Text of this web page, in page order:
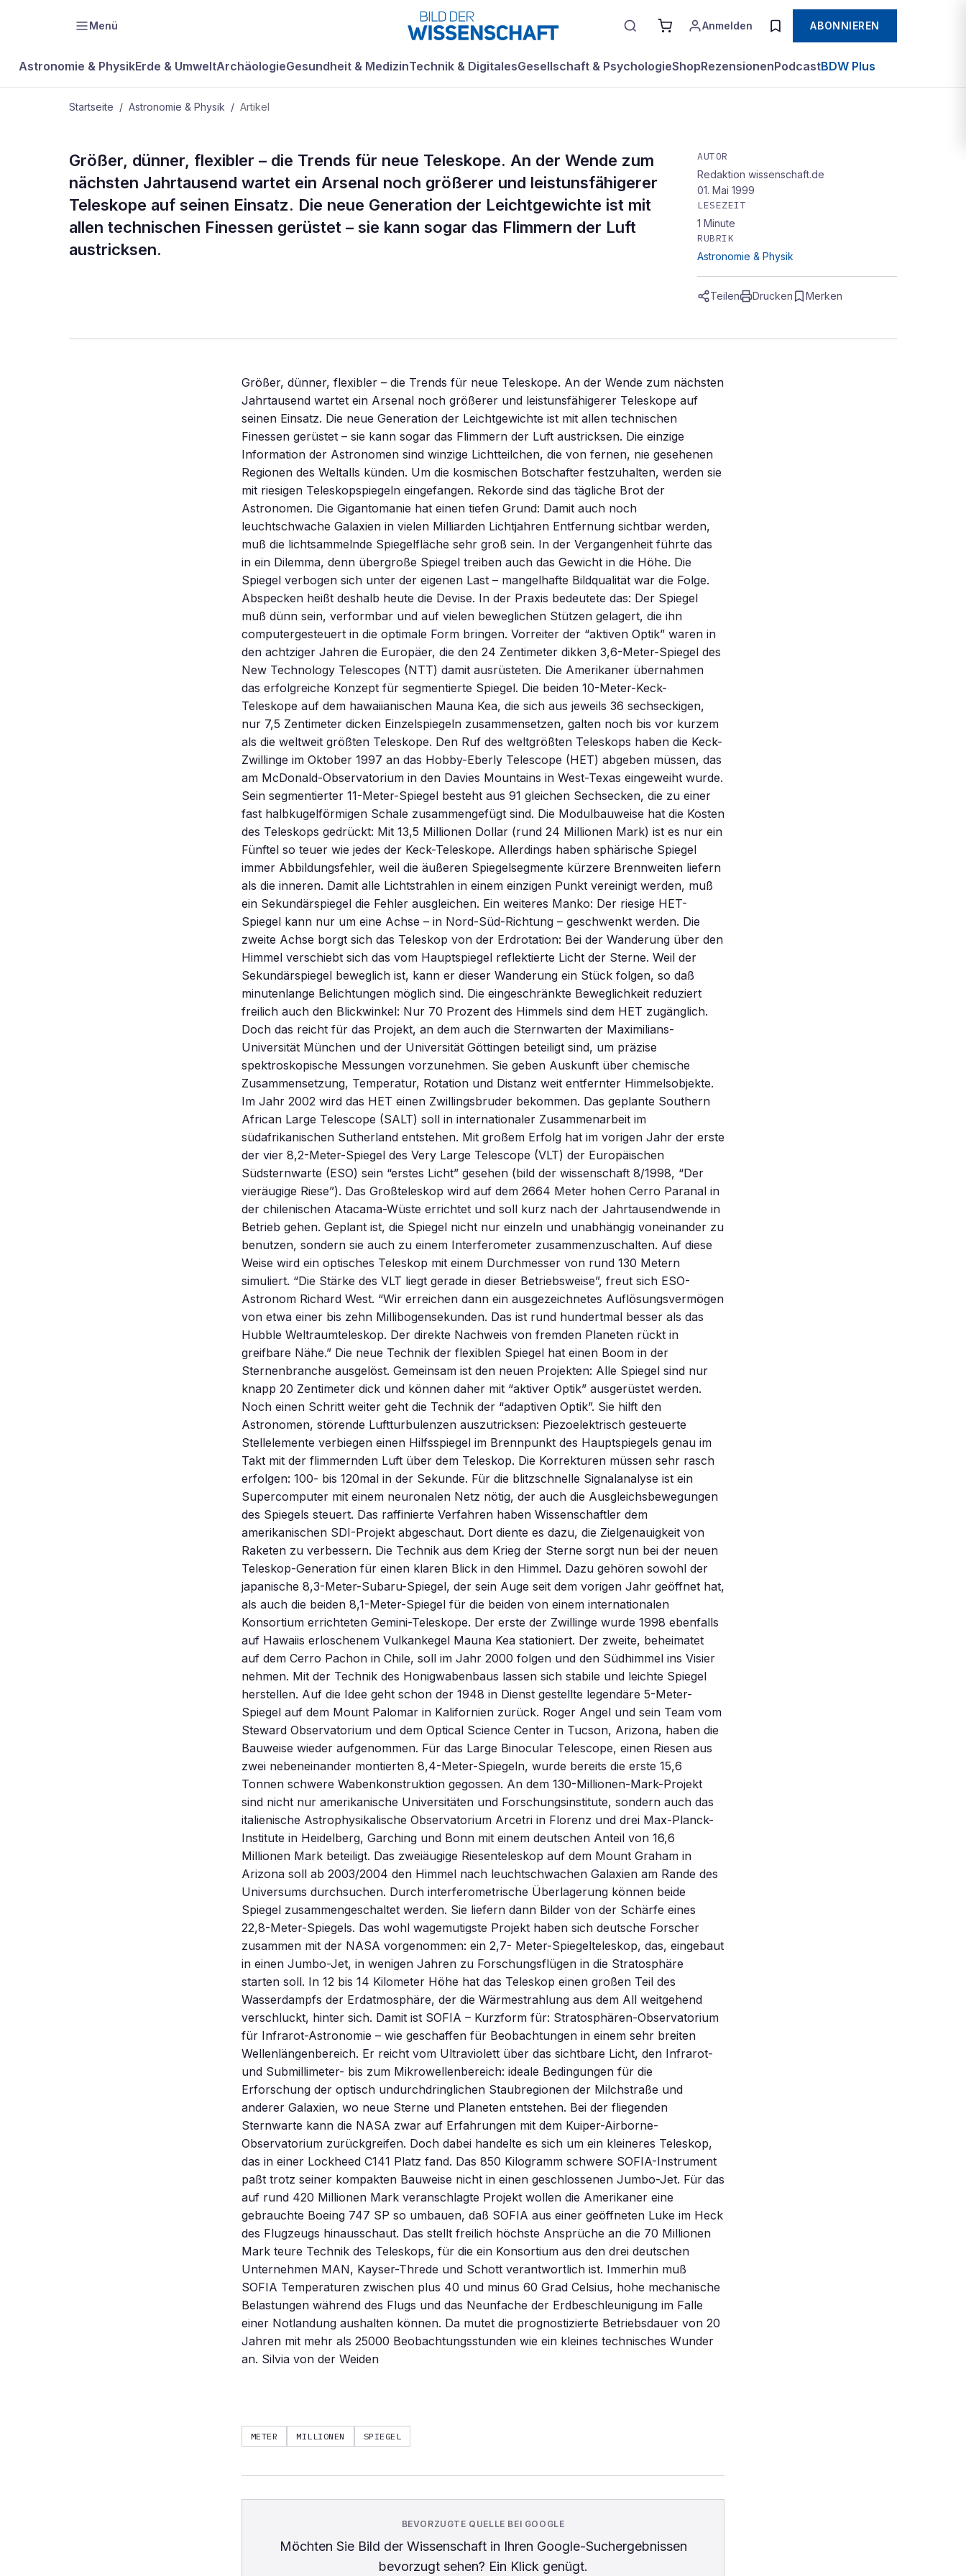
Menü Anmelden ABONNIEREN
Astronomie & PhysikErde & UmweltArchäologieGesundheit & MedizinTechnik & DigitalesGesellschaft & PsychologieShopRezensionenPodcastBDW Plus
Startseite / Astronomie & Physik / Artikel
ASTRONOMIE & PHYSIK
Riesenaugen blicken zum
Himmel
Größer, dünner, flexibler – die Trends für neue Teleskope. An der Wende zum
nächsten Jahrtausend wartet ein Arsenal noch größerer und leistunsfähigerer
Teleskope auf seinen Einsatz. Die neue Generation der Leichtgewichte ist mit
allen technischen Finessen gerüstet – sie kann sogar das Flimmern der Luft
austricksen.
AUTOR
Redaktion wissenschaft.de
01. Mai 1999
LESEZEIT
1 Minute
RUBRIK
Astronomie & Physik
Teilen Drucken Merken
Größer, dünner, flexibler – die Trends für neue Teleskope. An der Wende zum nächsten
Jahrtausend wartet ein Arsenal noch größerer und leistunsfähigerer Teleskope auf
seinen Einsatz. Die neue Generation der Leichtgewichte ist mit allen technischen
Finessen gerüstet – sie kann sogar das Flimmern der Luft austricksen. Die einzige
Information der Astronomen sind winzige Lichtteilchen, die von fernen, nie gesehenen
Regionen des Weltalls künden. Um die kosmischen Botschafter festzuhalten, werden sie
mit riesigen Teleskopspiegeln eingefangen. Rekorde sind das tägliche Brot der
Astronomen. Die Gigantomanie hat einen tiefen Grund: Damit auch noch
leuchtschwache Galaxien in vielen Milliarden Lichtjahren Entfernung sichtbar werden,
muß die lichtsammelnde Spiegelfläche sehr groß sein. In der Vergangenheit führte das
in ein Dilemma, denn übergroße Spiegel treiben auch das Gewicht in die Höhe. Die
Spiegel verbogen sich unter der eigenen Last – mangelhafte Bildqualität war die Folge.
Abspecken heißt deshalb heute die Devise. In der Praxis bedeutete das: Der Spiegel
muß dünn sein, verformbar und auf vielen beweglichen Stützen gelagert, die ihn
computergesteuert in die optimale Form bringen. Vorreiter der “aktiven Optik” waren in
den achtziger Jahren die Europäer, die den 24 Zentimeter dikken 3,6-Meter-Spiegel des
New Technology Telescopes (NTT) damit ausrüsteten. Die Amerikaner übernahmen
das erfolgreiche Konzept für segmentierte Spiegel. Die beiden 10-Meter-Keck-
Teleskope auf dem hawaiianischen Mauna Kea, die sich aus jeweils 36 sechseckigen,
nur 7,5 Zentimeter dicken Einzelspiegeln zusammensetzen, galten noch bis vor kurzem
als die weltweit größten Teleskope. Den Ruf des weltgrößten Teleskops haben die Keck-
Zwillinge im Oktober 1997 an das Hobby-Eberly Telescope (HET) abgeben müssen, das
am McDonald-Observatorium in den Davies Mountains in West-Texas eingeweiht wurde.
Sein segmentierter 11-Meter-Spiegel besteht aus 91 gleichen Sechsecken, die zu einer
fast halbkugelförmigen Schale zusammengefügt sind. Die Modulbauweise hat die Kosten
des Teleskops gedrückt: Mit 13,5 Millionen Dollar (rund 24 Millionen Mark) ist es nur ein
Fünftel so teuer wie jedes der Keck-Teleskope. Allerdings haben sphärische Spiegel
immer Abbildungsfehler, weil die äußeren Spiegelsegmente kürzere Brennweiten liefern
als die inneren. Damit alle Lichtstrahlen in einem einzigen Punkt vereinigt werden, muß
ein Sekundärspiegel die Fehler ausgleichen. Ein weiteres Manko: Der riesige HET-
Spiegel kann nur um eine Achse – in Nord-Süd-Richtung – geschwenkt werden. Die
zweite Achse borgt sich das Teleskop von der Erdrotation: Bei der Wanderung über den
Himmel verschiebt sich das vom Hauptspiegel reflektierte Licht der Sterne. Weil der
Sekundärspiegel beweglich ist, kann er dieser Wanderung ein Stück folgen, so daß
minutenlange Belichtungen möglich sind. Die eingeschränkte Beweglichkeit reduziert
freilich auch den Blickwinkel: Nur 70 Prozent des Himmels sind dem HET zugänglich.
Doch das reicht für das Projekt, an dem auch die Sternwarten der Maximilians-
Universität München und der Universität Göttingen beteiligt sind, um präzise
spektroskopische Messungen vorzunehmen. Sie geben Auskunft über chemische
Zusammensetzung, Temperatur, Rotation und Distanz weit entfernter Himmelsobjekte.
Im Jahr 2002 wird das HET einen Zwillingsbruder bekommen. Das geplante Southern
African Large Telescope (SALT) soll in internationaler Zusammenarbeit im
südafrikanischen Sutherland entstehen. Mit großem Erfolg hat im vorigen Jahr der erste
der vier 8,2-Meter-Spiegel des Very Large Telescope (VLT) der Europäischen
Südsternwarte (ESO) sein “erstes Licht” gesehen (bild der wissenschaft 8/1998, “Der
vieräugige Riese”). Das Großteleskop wird auf dem 2664 Meter hohen Cerro Paranal in
der chilenischen Atacama-Wüste errichtet und soll kurz nach der Jahrtausendwende in
Betrieb gehen. Geplant ist, die Spiegel nicht nur einzeln und unabhängig voneinander zu
benutzen, sondern sie auch zu einem Interferometer zusammenzuschalten. Auf diese
Weise wird ein optisches Teleskop mit einem Durchmesser von rund 130 Metern
simuliert. “Die Stärke des VLT liegt gerade in dieser Betriebsweise”, freut sich ESO-
Astronom Richard West. “Wir erreichen dann ein ausgezeichnetes Auflösungsvermögen
von etwa einer bis zehn Millibogensekunden. Das ist rund hundertmal besser als das
Hubble Weltraumteleskop. Der direkte Nachweis von fremden Planeten rückt in
greifbare Nähe.” Die neue Technik der flexiblen Spiegel hat einen Boom in der
Sternenbranche ausgelöst. Gemeinsam ist den neuen Projekten: Alle Spiegel sind nur
knapp 20 Zentimeter dick und können daher mit “aktiver Optik” ausgerüstet werden.
Noch einen Schritt weiter geht die Technik der “adaptiven Optik”. Sie hilft den
Astronomen, störende Luftturbulenzen auszutricksen: Piezoelektrisch gesteuerte
Stellelemente verbiegen einen Hilfsspiegel im Brennpunkt des Hauptspiegels genau im
Takt mit der flimmernden Luft über dem Teleskop. Die Korrekturen müssen sehr rasch
erfolgen: 100- bis 120mal in der Sekunde. Für die blitzschnelle Signalanalyse ist ein
Supercomputer mit einem neuronalen Netz nötig, der auch die Ausgleichsbewegungen
des Spiegels steuert. Das raffinierte Verfahren haben Wissenschaftler dem
amerikanischen SDI-Projekt abgeschaut. Dort diente es dazu, die Zielgenauigkeit von
Raketen zu verbessern. Die Technik aus dem Krieg der Sterne sorgt nun bei der neuen
Teleskop-Generation für einen klaren Blick in den Himmel. Dazu gehören sowohl der
japanische 8,3-Meter-Subaru-Spiegel, der sein Auge seit dem vorigen Jahr geöffnet hat,
als auch die beiden 8,1-Meter-Spiegel für die beiden von einem internationalen
Konsortium errichteten Gemini-Teleskope. Der erste der Zwillinge wurde 1998 ebenfalls
auf Hawaiis erloschenem Vulkankegel Mauna Kea stationiert. Der zweite, beheimatet
auf dem Cerro Pachon in Chile, soll im Jahr 2000 folgen und den Südhimmel ins Visier
nehmen. Mit der Technik des Honigwabenbaus lassen sich stabile und leichte Spiegel
herstellen. Auf die Idee geht schon der 1948 in Dienst gestellte legendäre 5-Meter-
Spiegel auf dem Mount Palomar in Kalifornien zurück. Roger Angel und sein Team vom
Steward Observatorium und dem Optical Science Center in Tucson, Arizona, haben die
Bauweise wieder aufgenommen. Für das Large Binocular Telescope, einen Riesen aus
zwei nebeneinander montierten 8,4-Meter-Spiegeln, wurde bereits die erste 15,6
Tonnen schwere Wabenkonstruktion gegossen. An dem 130-Millionen-Mark-Projekt
sind nicht nur amerikanische Universitäten und Forschungsinstitute, sondern auch das
italienische Astrophysikalische Observatorium Arcetri in Florenz und drei Max-Planck-
Institute in Heidelberg, Garching und Bonn mit einem deutschen Anteil von 16,6
Millionen Mark beteiligt. Das zweiäugige Riesenteleskop auf dem Mount Graham in
Arizona soll ab 2003/2004 den Himmel nach leuchtschwachen Galaxien am Rande des
Universums durchsuchen. Durch interferometrische Überlagerung können beide
Spiegel zusammengeschaltet werden. Sie liefern dann Bilder von der Schärfe eines
22,8-Meter-Spiegels. Das wohl wagemutigste Projekt haben sich deutsche Forscher
zusammen mit der NASA vorgenommen: ein 2,7- Meter-Spiegelteleskop, das, eingebaut
in einen Jumbo-Jet, in wenigen Jahren zu Forschungsflügen in die Stratosphäre
starten soll. In 12 bis 14 Kilometer Höhe hat das Teleskop einen großen Teil des
Wasserdampfs der Erdatmosphäre, der die Wärmestrahlung aus dem All weitgehend
verschluckt, hinter sich. Damit ist SOFIA – Kurzform für: Stratosphären-Observatorium
für Infrarot-Astronomie – wie geschaffen für Beobachtungen in einem sehr breiten
Wellenlängenbereich. Er reicht vom Ultraviolett über das sichtbare Licht, den Infrarot-
und Submillimeter- bis zum Mikrowellenbereich: ideale Bedingungen für die
Erforschung der optisch undurchdringlichen Staubregionen der Milchstraße und
anderer Galaxien, wo neue Sterne und Planeten entstehen. Bei der fliegenden
Sternwarte kann die NASA zwar auf Erfahrungen mit dem Kuiper-Airborne-
Observatorium zurückgreifen. Doch dabei handelte es sich um ein kleineres Teleskop,
das in einer Lockheed C141 Platz fand. Das 850 Kilogramm schwere SOFIA-Instrument
paßt trotz seiner kompakten Bauweise nicht in einen geschlossenen Jumbo-Jet. Für das
auf rund 420 Millionen Mark veranschlagte Projekt wollen die Amerikaner eine
gebrauchte Boeing 747 SP so umbauen, daß SOFIA aus einer geöffneten Luke im Heck
des Flugzeugs hinausschaut. Das stellt freilich höchste Ansprüche an die 70 Millionen
Mark teure Technik des Teleskops, für die ein Konsortium aus den drei deutschen
Unternehmen MAN, Kayser-Threde und Schott verantwortlich ist. Immerhin muß
SOFIA Temperaturen zwischen plus 40 und minus 60 Grad Celsius, hohe mechanische
Belastungen während des Flugs und das Neunfache der Erdbeschleunigung im Falle
einer Notlandung aushalten können. Da mutet die prognostizierte Betriebsdauer von 20
Jahren mit mehr als 25000 Beobachtungsstunden wie ein kleines technisches Wunder
an. Silvia von der Weiden
METER MILLIONEN SPIEGEL
BEVORZUGTE QUELLE BEI GOOGLE
Möchten Sie Bild der Wissenschaftin Ihren Google-Suchergebnissen
bevorzugt sehen? Ein Klick genügt.